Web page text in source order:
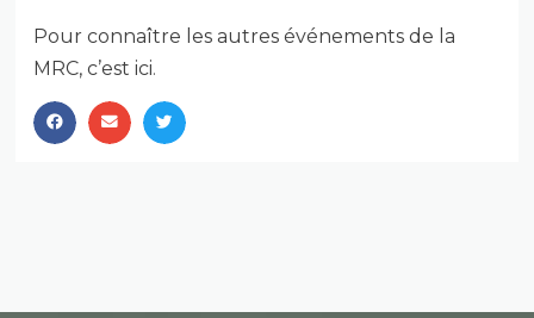
Pour connaître les autres événements de la
MRC, c’est ici.